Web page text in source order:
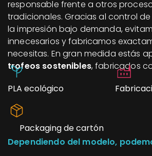
responsable frente a otros
tradicionales. Gracias al control
la impresión bajo demanda,
innecesarios y fabricamos
necesitas. En gran medida estás
trofeos sostenibles, fabricados
PLA ecológico
Packaging de cartón
Dependiendo del modelo,